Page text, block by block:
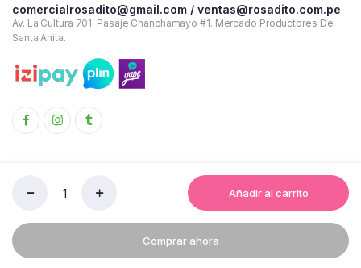
LAVAVAJILLA
C/DISPENSADOR
TAZZ
LT
Añadir al carrito
Comprar ahora
comercialrosadito@gmail.com / ventas@rosadito.com.pe
Av. La Cultura 701. Pasaje Chanchamayo #1. Mercado Productores De
Santa Anita.
Copyright 2023 © Rosadito - Todos los derechos reservados
Términos y condiciones de uso Política de Privacidad